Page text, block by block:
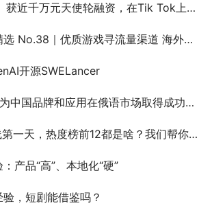
元天使轮融资，在Tik Tok上链接卖家与红人｜早起看早期
｜优质游戏寻流量渠道 海外科技类产品寻youtuber资源
开源SWELancer
国品牌和应用在俄语市场取得成功赋能
天，热度榜前12都是啥？我们帮你用了一遍
产品“高”、本地化“硬”
，短剧能借鉴吗？